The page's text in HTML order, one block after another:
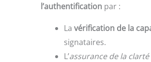
l’authentification par :
La vérification de la
signataires.
L’assurance de la clarté